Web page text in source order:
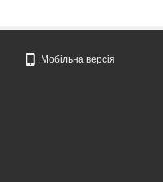
Мобільна версія